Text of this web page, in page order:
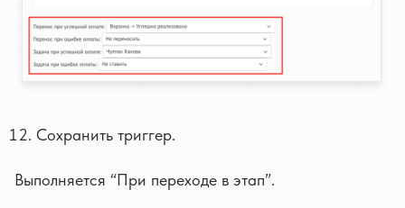
Сохранить триггер.
Выполняется “При переходе в этап”.